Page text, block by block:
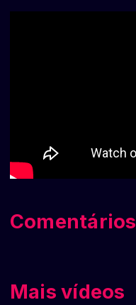
Mais vídeos
Comentários